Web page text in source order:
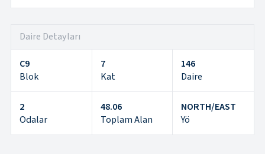
Daire Detayları
C9
Blok
7
Kat
146
Daire
2
Odalar
48.06
Toplam Alan
NORTH/EAST
Yö